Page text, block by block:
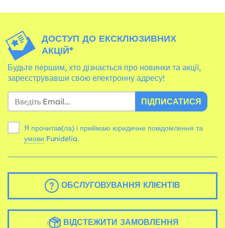
ДОСТУП ДО ЕКСКЛЮЗИВНИХ
АКЦІЙ*
Будьте першим, хто дізнається про новинки та акції,
зареєструвавши свою електронну адресу!
ПІДПИСАТИСЯ
Я прочитав(ла) і приймаю юридичне повідомлення та
умови Funidelia.
ОБСЛУГОВУВАННЯ КЛІЄНТІВ
ВІДСТЕЖИТИ ЗАМОВЛЕННЯ